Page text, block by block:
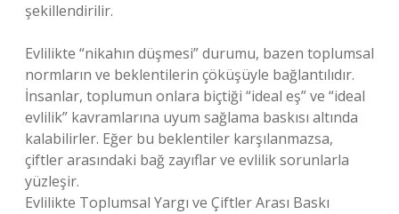
şekillendirilir.
Evlilikte “nikahın düşmesi” durumu, bazen toplumsal
normların ve beklentilerin çöküşüyle bağlantılıdır.
İnsanlar, toplumun onlara biçtiği “ideal eş” ve “ideal
evlilik” kavramlarına uyum sağlama baskısı altında
kalabilirler. Eğer bu beklentiler karşılanmazsa,
çiftler arasındaki bağ zayıflar ve evlilik sorunlarla
yüzleşir.
Evlilikte Toplumsal Yargı ve Çiftler Arası Baskı